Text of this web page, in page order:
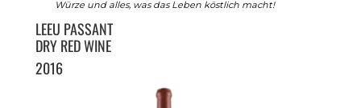
Würze und alles, was das Leben köstlich macht!
LEEU PASSANT
DRY RED WINE
2016